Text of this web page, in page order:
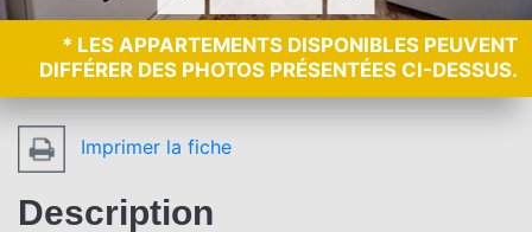
* LES APPARTEMENTS DISPONIBLES PEUVENT
DIFFÉRER DES PHOTOS PRÉSENTÉES CI-DESSUS.
Imprimer la fiche
Description